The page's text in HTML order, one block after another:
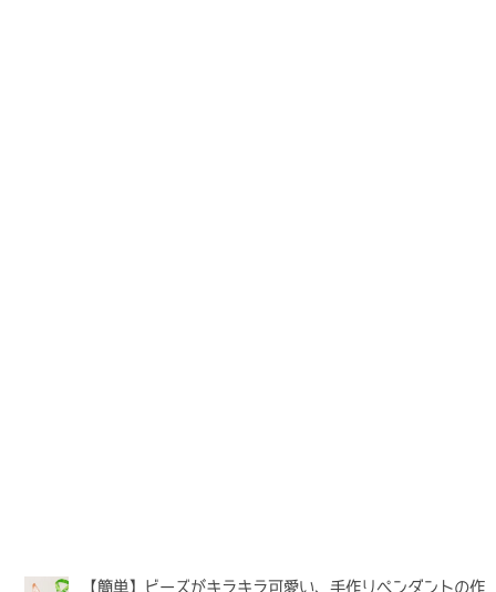
【簡単】ビーズがキラキラ可愛い、手作りペンダントの作